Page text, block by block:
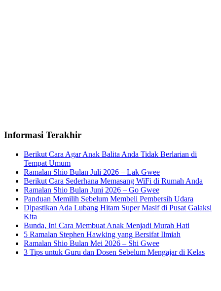
Informasi Terakhir
Berikut Cara Agar Anak Balita Anda Tidak Berlarian di
Tempat Umum
Ramalan Shio Bulan Juli 2026 – Lak Gwee
Berikut Cara Sederhana Memasang WiFi di Rumah Anda
Ramalan Shio Bulan Juni 2026 – Go Gwee
Panduan Memilih Sebelum Membeli Pembersih Udara
Dipastikan Ada Lubang Hitam Super Masif di Pusat Galaksi
Kita
Bunda, Ini Cara Membuat Anak Menjadi Murah Hati
5 Ramalan Stephen Hawking yang Bersifat Ilmiah
Ramalan Shio Bulan Mei 2026 – Shi Gwee
3 Tips untuk Guru dan Dosen Sebelum Mengajar di Kelas